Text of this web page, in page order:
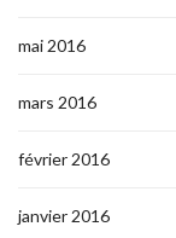
mai 2016
mars 2016
février 2016
janvier 2016